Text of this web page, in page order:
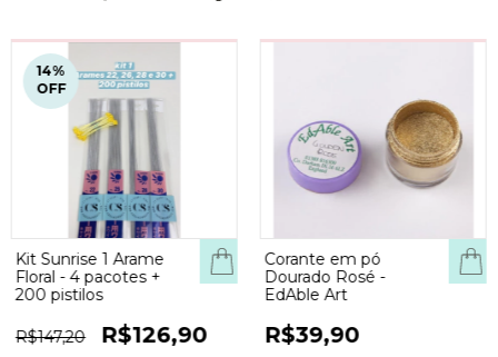
14%
OFF
Kit Sunrise 1 Arame
Floral - 4 pacotes +
200 pistilos
R$147,20 R$126,90
Corante em pó
Dourado Rosé -
EdAble Art
R$39,90